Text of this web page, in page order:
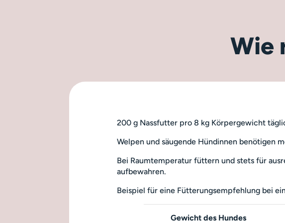
Wie
200 g Nassfutter pro 8 kg Körpergewicht
Welpen und säugende Hündinnen benötigen
Bei Raumtemperatur füttern und stets für
aufbewahren.
Beispiel für eine Fütterungsempfehlung bei
Gewicht des Hundes